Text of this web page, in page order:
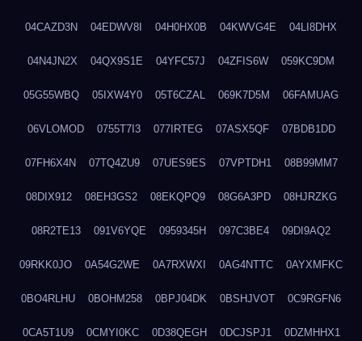
04CAZD3N 04EDWV8I 04H0HX0B 04KWVG4E 04LI8DHX
04N4JN2X 04QX9S1E 04YFC57J 04ZFIS6W 059KC9DM
05G55WBQ 05IXW4Y0 05T6CZAL 069K7D5M 06FAMUAG
06VLOMOD 0755T7I3 077IRTEG 07ASX5QF 07BDB1DD
07FH6X4N 07TQ4ZU9 07UES9ES 07VPTDH1 08B99MM7
08DIX912 08EH3GS2 08EKQPQ9 08G6A3PD 08HJRZKG
08R2TE13 091V6YQE 0959345H 097C3BE4 09DI9AQ2
09RKK0JO 0A54G2WE 0A7RXWXI 0AG4NTTC 0AYXMFKC
0BO4RLHU 0BOHM258 0BPJ04DK 0BSHJVOT 0C9RGFN6
0CA5T1U9 0CMYI0KC 0D38QEGH 0DCJSPJ1 0DZMHHX1